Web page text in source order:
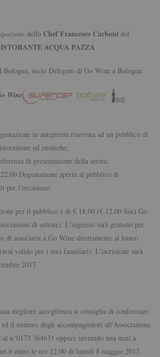
dello Chef Francesco Carboni del
ACQUA PAZZA
socio Delegato di Go Wine a Bologna.
Wine
in anteprima riservata ad un pubblico di
ed enoteche;
di presentazione della serata;
Degustazione aperta al pubblico di
per l’occasione.
per il pubblico è di € 18,00 (€ 12,00 Soci Go
di settore). L’ingresso sarà gratuito per
di associarsi a Go Wine direttamente al banco
valido per i soci familiari). L’iscrizione sarà
2017.
migliore accoglienza si consiglia di confermare
ed il numero degli accompagnatori all’Associazione
n°0173 364631 oppure inviando una mail a
entro le ore 12.00 di lunedì 8 maggio 2017.